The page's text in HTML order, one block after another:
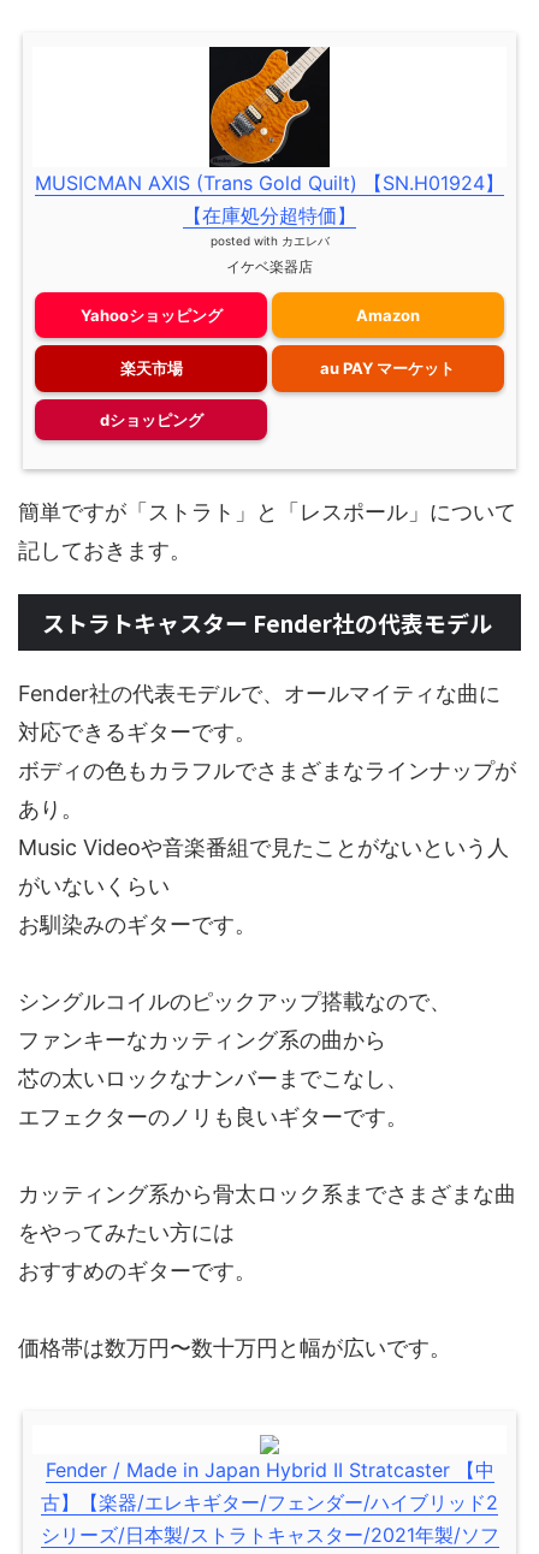
MUSICMAN AXIS (Trans Gold Quilt) 【SN.H01924】
【在庫処分超特価】
posted with カエレバ
イケベ楽器店
Yahooショッピング Amazon
楽天市場 au PAY マーケット
dショッピング
簡単ですが「ストラト」と「レスポール」について
記しておきます。
ストラトキャスター Fender社の代表モデル
Fender社の代表モデルで、オールマイティな曲に
対応できるギターです。
ボディの色もカラフルでさまざまなラインナップが
あり。
Music Videoや音楽番組で見たことがないという人
がいないくらい
お馴染みのギターです。
シングルコイルのピックアップ搭載なので、
ファンキーなカッティング系の曲から
芯の太いロックなナンバーまでこなし、
エフェクターのノリも良いギターです。
カッティング系から骨太ロック系までさまざまな曲
をやってみたい方には
おすすめのギターです。
価格帯は数万円〜数十万円と幅が広いです。
Fender / Made in Japan Hybrid II Stratcaster 【中
古】【楽器/エレキギター/フェンダー/ハイブリッド2
シリーズ/日本製/ストラトキャスター/2021年製/ソフ